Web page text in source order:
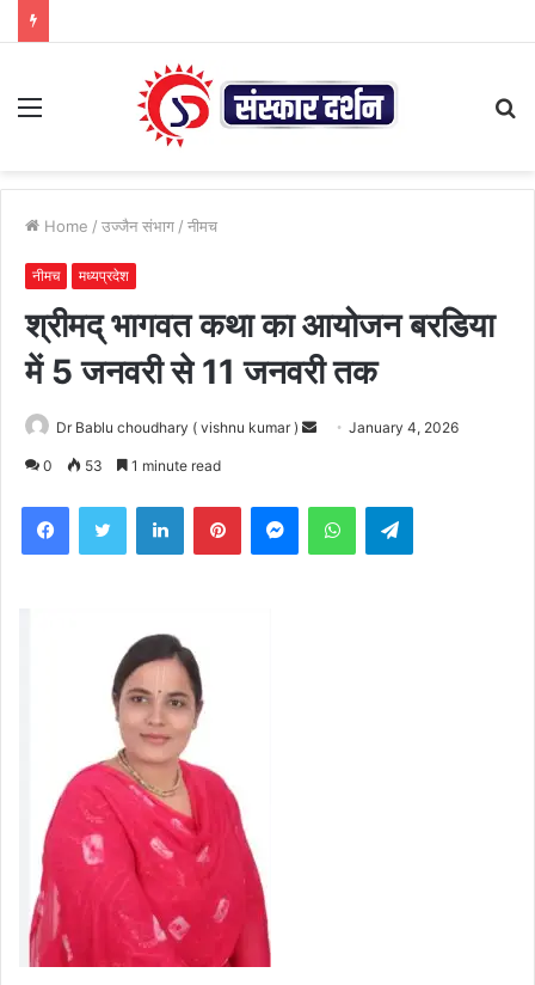
Menu
Home / उज्जैन संभाग / नीमच
नीमच मध्यप्रदेश
श्रीमद् भागवत कथा का आयोजन बरडिया
में 5 जनवरी से 11 जनवरी तक
Dr Bablu choudhary ( vishnu kumar )
Send January 4, 2026
0 53 1 minute read
FacebookTwitter LinkedInPinterestMessengerWhatsAppTelegram